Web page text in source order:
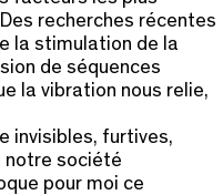
recherches récentes
la stimulation de la
de séquences
la vibration nous relie,
invisibles, furtives,
notre société
pour moi ce